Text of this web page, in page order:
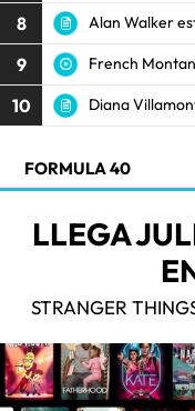
8 Alan Walker
9 French
10 Diana
FORMULA 40
LLEGA
STRANGER